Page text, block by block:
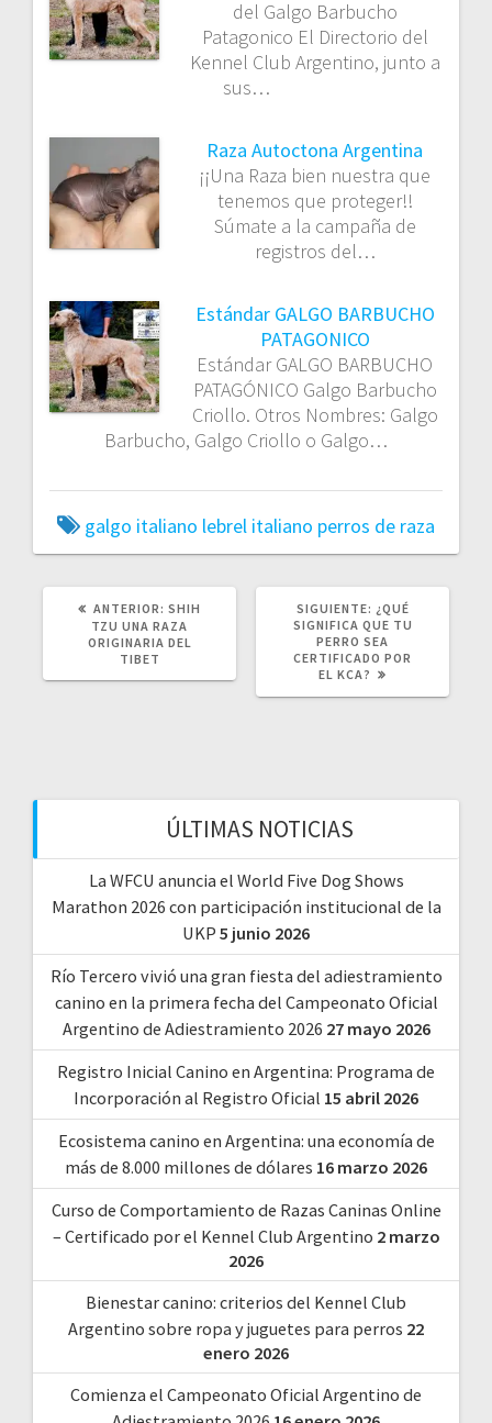
del Galgo Barbucho
Patagonico El Directorio del
Kennel Club Argentino, junto a
sus…
Raza Autoctona Argentina
¡¡Una Raza bien nuestra que
tenemos que proteger!!
Súmate a la campaña de
registros del…
Estándar GALGO BARBUCHO
PATAGONICO
Estándar GALGO BARBUCHO
PATAGÓNICO Galgo Barbucho
Criollo. Otros Nombres: Galgo
Barbucho, Galgo Criollo o Galgo…
galgo italiano lebrel italiano perros de raza
ANTERIOR: POST
ANTERIOR:
SHIH
TZU UNA RAZA
ORIGINARIA DEL
TIBET
SIGUIENTE: SIGUIENTE
POST:
¿QUÉ
SIGNIFICA QUE TU
PERRO SEA
CERTIFICADO POR
EL KCA?
ÚLTIMAS NOTICIAS
La WFCU anuncia el World Five Dog Shows
Marathon 2026 con participación institucional de la
UKP 5 junio 2026
Río Tercero vivió una gran fiesta del adiestramiento
canino en la primera fecha del Campeonato Oficial
Argentino de Adiestramiento 2026 27 mayo 2026
Registro Inicial Canino en Argentina: Programa de
Incorporación al Registro Oficial 15 abril 2026
Ecosistema canino en Argentina: una economía de
más de 8.000 millones de dólares 16 marzo 2026
Curso de Comportamiento de Razas Caninas Online
– Certificado por el Kennel Club Argentino 2 marzo
2026
Bienestar canino: criterios del Kennel Club
Argentino sobre ropa y juguetes para perros 22
enero 2026
Comienza el Campeonato Oficial Argentino de